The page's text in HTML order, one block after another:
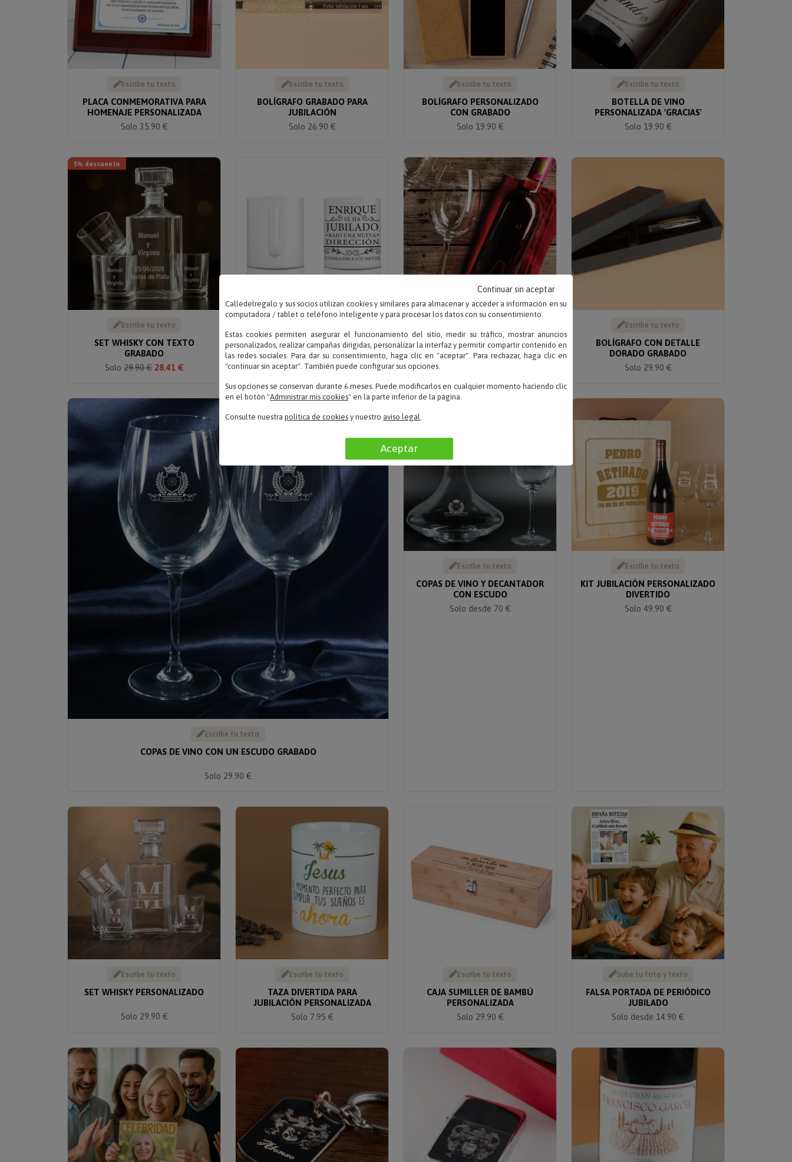
Escribe tu texto
PLACA CONMEMORATIVA PARA
HOMENAJE PERSONALIZADA
Solo 35.90 €
Escribe tu texto
BOLÍGRAFO GRABADO PARA
JUBILACIÓN
Solo 26.90 €
Escribe tu texto
BOLÍGRAFO PERSONALIZADO
CON GRABADO
Solo 19.90 €
Escribe tu texto
BOTELLA DE VINO
PERSONALIZADA 'GRACIAS'
Solo 19.90 €
5% descuento
Escribe tu texto
SET WHISKY CON TEXTO
GRABADO
Solo 29.90 € 28.41 €
TAZA PERSONALIZADA
'JUBILACIÓN'
Solo 7.95 €
COPA DE VINO GRABADA PARA
JUBILACIÓN
Escribe tu texto
BOLÍGRAFO CON DETALLE
DORADO GRABADO
Solo 29.90 €
Escribe tu texto
COPAS DE VINO CON UN ESCUDO GRABADO
Solo 29.90 €
Escribe tu texto
COPAS DE VINO Y DECANTADOR
CON ESCUDO
Solo desde 70 €
Escribe tu texto
KIT JUBILACIÓN PERSONALIZADO
DIVERTIDO
Solo 49.90 €
Escribe tu texto
SET WHISKY PERSONALIZADO
Solo 29.90 €
Escribe tu texto
TAZA DIVERTIDA PARA
JUBILACIÓN PERSONALIZADA
Solo 7.95 €
Escribe tu texto
CAJA SUMILLER DE BAMBÚ
PERSONALIZADA
Solo 29.90 €
Sube tu foto y texto
FALSA PORTADA DE PERIÓDICO
JUBILADO
Solo desde 14.90 €
Calledelregalo y sus socios utilizan cookies y similares para almacenar y acceder a información en su
computadora / tablet o teléfono inteligente y para procesar los datos con su consentimiento.
Estas cookies permiten asegurar el funcionamiento del sitio, medir su tráfico, mostrar anuncios
personalizados, realizar campañas dirigidas, personalizar la interfaz y permitir compartir contenido en
las redes sociales. Para dar su consentimiento, haga clic en "aceptar". Para rechazar, haga clic en
"continuar sin aceptar". También puede configurar sus opciones.
Sus opciones se conservan durante 6 meses. Puede modificarlos en cualquier momento haciendo clic
en el botón "Administrar mis cookies" en la parte inferior de la página.
Consulte nuestra política de cookies y nuestro aviso legal.
Aceptar
Continuar sin aceptar